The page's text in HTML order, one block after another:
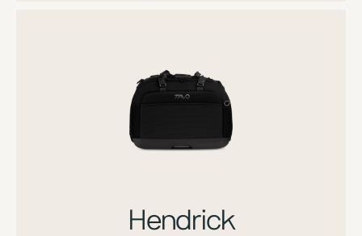
Hendrick